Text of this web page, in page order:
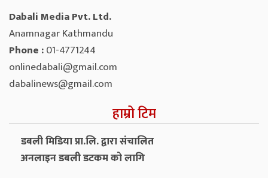
Dabali Media Pvt. Ltd.
Anamnagar Kathmandu
Phone :01-4771244
onlinedabali@gmail.com
dabalinews@gmail.com
हाम्रो टिम
डबली मिडिया प्रा.लि. द्वारा संचालित
अनलाइन डबली डटकम को लागि